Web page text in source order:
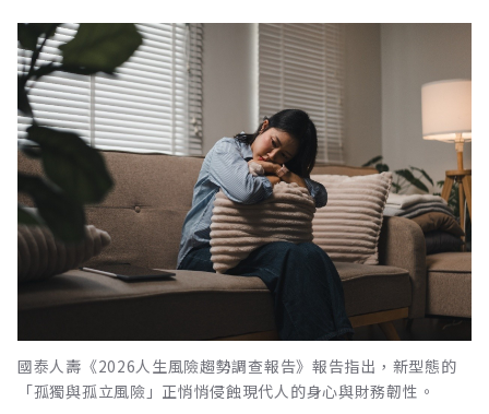
國泰人壽《2026人生風險趨勢調查報告》報告指出，新型態的
「孤獨與孤立風險」正悄悄侵蝕現代人的身心與財務韌性。